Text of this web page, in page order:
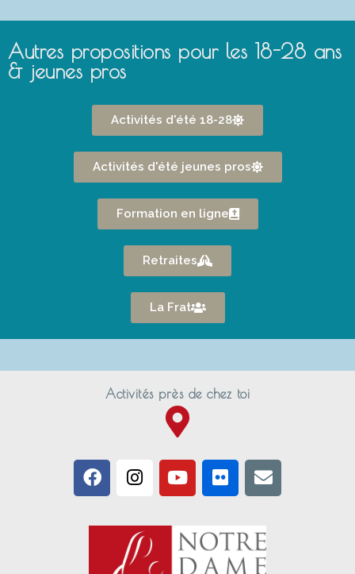
Autres propositions pour les 18-28 ans
& jeunes pros
Activités d'été 18-28
Activités d'été jeunes pros
Formation en ligne
Retraites
La Frat
Activités près de chez toi